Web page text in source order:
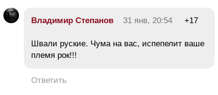
Владимир Степанов 31 янв, 20:54 +17
Швали руские. Чума на вас, испепелит ваше
племя рок!!!
Ответить